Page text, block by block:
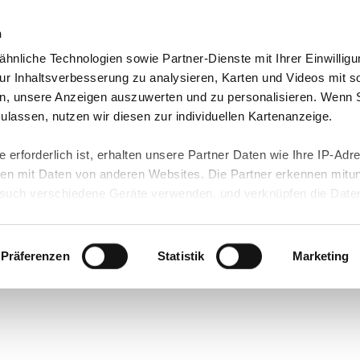
Technologien sowie Partner-Dienste mit Ihrer
Inhaltsverbesserung zu analysieren, Karten und Videos mit
unsere Anzeigen auszuwerten und zu personalisieren. Wenn
nutzen wir diesen zur individuellen Kartenanzeige.
erforderlich ist, erhalten unsere Partner Daten wie Ihre IP-
mit Daten von anderen Websites. Die Partner erkennen
verschiedene Geräte verwenden, und verknüpfen die Daten
ist kein der EU gleichwertiges Datenschutzniveau
Daten führen kann.
unserenDatenschutzhinweisenund in unsererCookie-
Funktionen für diese Zwecke aktiviert sind, müssen Sie
erteilte Einwilligung stets für die Zukunft widerrufen. Bitte
Präferenzen Statistik Marketing
& Termine Kontakt